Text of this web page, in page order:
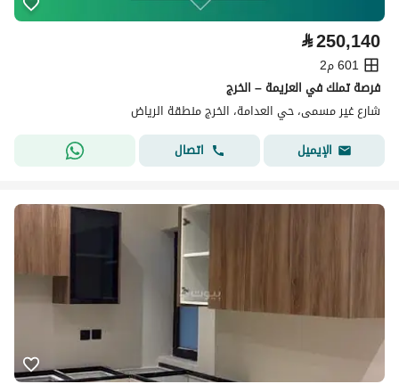
⃁250,140
601 م2
فرصة تملك في العزيمة – الخرج
شارع غير مسمى، حي العدامة، الخرج منطقة الرياض
الإيميل
اتصال